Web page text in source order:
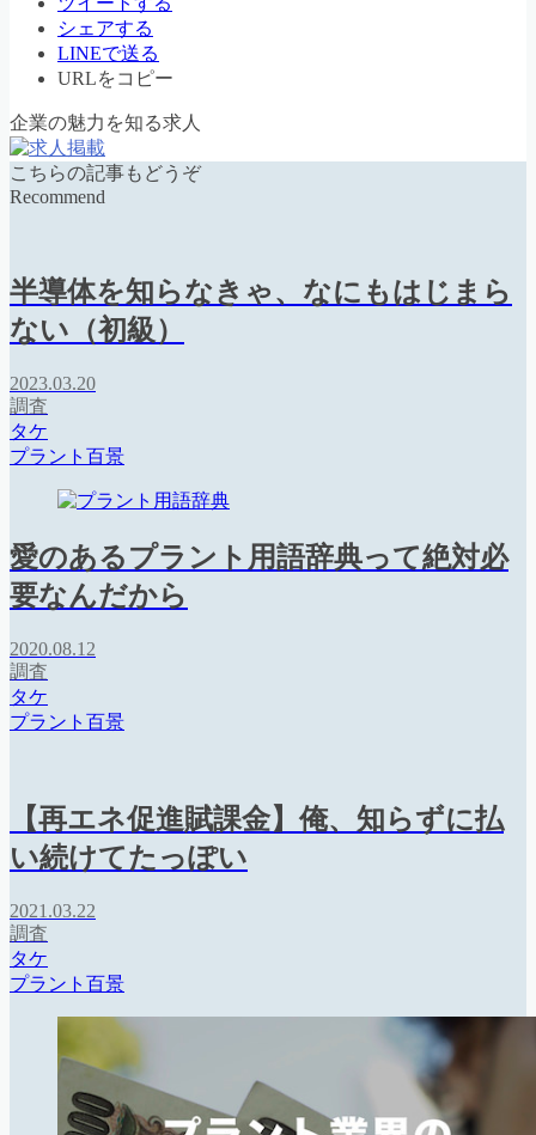
シェアする
LINEで送る
URLをコピー
企業の魅力を知る求人
こちらの記事もどうぞ
Recommend
半導体を知らなきゃ、なにもはじまら
ない（初級）
2023.03.20
調査
タケ
プラント百景
愛のあるプラント用語辞典って絶対必
要なんだから
2020.08.12
調査
タケ
プラント百景
【再エネ促進賦課金】俺、知らずに払
い続けてたっぽい
2021.03.22
調査
タケ
プラント百景